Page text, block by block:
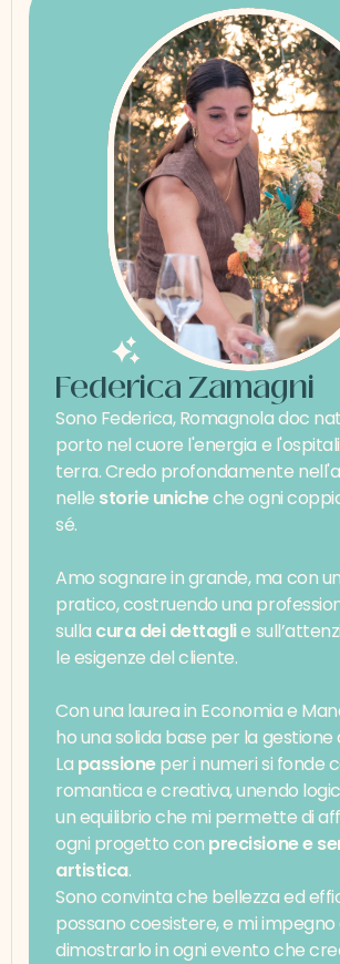
Federica Zamagni
Sono Federica, Romagnola doc
porto nel cuore l'energia e
terra. Credo profondamente
nelle storie uniche che ogni
sé.
Amo sognare in grande, ma con
pratico, costruendo una
sulla cura dei dettagli e
le esigenze del cliente.
Con una laurea in Economia e
ho una solida base per la gestione
La passione per i numeri si fonde
romantica e creativa, unendo
un equilibrio che mi permette di
ogni progetto con precisione e
artistica.
Sono convinta che bellezza ed
possano coesistere, e mi impegno
dimostrarlo in ogni evento che